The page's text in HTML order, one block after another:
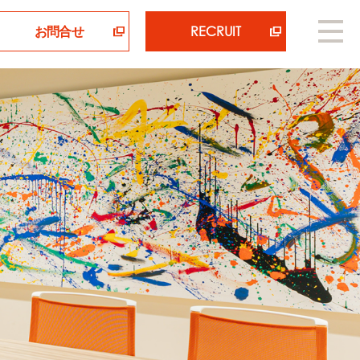
お問合せ RECRUIT